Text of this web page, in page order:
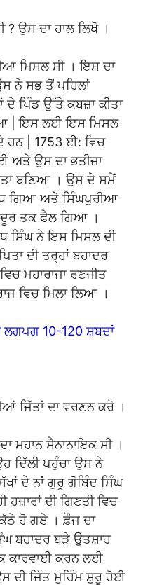
? ਉਸ ਦਾ ਹਾਲ ਲਿਖੋ ।
ਮਿਸਲ ਸੀ । ਇਸ ਦਾ
ਨੇ ਸਭ ਤੋਂ ਪਹਿਲਾਂ
ਪਿੰਡ ਉੱਤੇ ਕਬਜ਼ਾ ਕੀਤਾ
| ਇਸ ਲਈ ਇਸ ਮਿਸਲ
ਹਨ | 1753 ਈ: ਵਿਚ
ਅਤੇ ਉਸ ਦਾ ਭਤੀਜਾ
ਬਣਿਆ । ਉਸ ਦੇ ਸਮੇਂ
ਵਧ ਗਿਆ ਅਤੇ ਸਿੰਘਪੁਰੀਆ
ਦੂਰ ਤਕ ਫੈਲ ਗਿਆ ।
ਸਿੰਘ ਨੇ ਇਸ ਮਿਸਲ ਦੀ
ਦੀ ਤਰ੍ਹਾਂ ਬਹਾਦਰ
ਮਹਾਰਾਜਾ ਰਣਜੀਤ
ਵਿਚ ਮਿਲਾ ਲਿਆ ।
ਲਗਪਗ 10-120 ਸ਼ਬਦਾਂ
ਜਿੱਤਾਂ ਦਾ ਵਰਣਨ ਕਰੋ ।
ਮਹਾਨ ਸੈਨਾਨਾਇਕ ਸੀ ।
ਦਿੱਲੀ ਪਹੁੰਚਾ ਉਸ ਨੇ
ਦੇ ਨਾਂ ਗੁਰੂ ਗੋਬਿੰਦ ਸਿੰਘ
ਦੀ ਗਿਣਤੀ ਵਿਚ
ਹੋ ਗਏ । ਫ਼ੌਜ ਦਾ
ਬਹਾਦਰ ਬੜੇ ਉਤਸ਼ਾਹ
ਕਾਰਵਾਈ ਕਰਨ ਲਈ
ਦੀ ਜਿੱਤ ਮੁਹਿੰਮ ਸ਼ੁਰੂ ਹੋਈ